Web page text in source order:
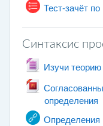
Тест-зачёт
Синтаксис
Изучи теорию
определения
URL
Определения
URL